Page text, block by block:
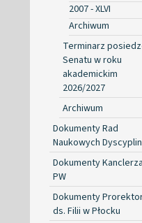
2007 - XLVI
Archiwum
Terminarz
Senatu w roku
akademickim
2026/2027
Archiwum
Dokumenty Rad
Naukowych Dyscyplin
Dokumenty
PW
Dokumenty
ds. Filii w Płocku